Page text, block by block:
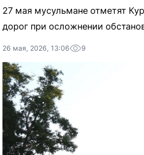
27 мая мусульмане отметят
дорог при осложнении
26 мая, 2026, 13:06 9